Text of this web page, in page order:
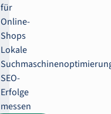
für
Online-
Shops
Lokale
SEO-
Erfolge
messen